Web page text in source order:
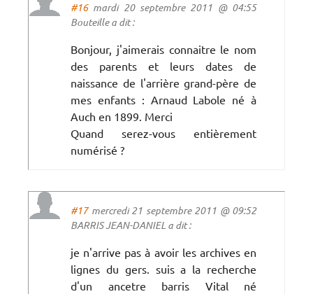
#16mardi 20 septembre 2011 @ 04:55
Bouteille a dit :
Bonjour, j'aimerais connaitre le nom
des parents et leurs dates de
naissance de l'arrière grand-père de
mes enfants : Arnaud Labole né à
Auch en 1899. Merci
Quand serez-vous entièrement
numérisé ?
#17mercredi 21 septembre 2011 @ 09:52
BARRIS JEAN-DANIEL a dit :
je n'arrive pas à avoir les archives en
lignes du gers. suis a la recherche
d'un ancetre barris Vital né